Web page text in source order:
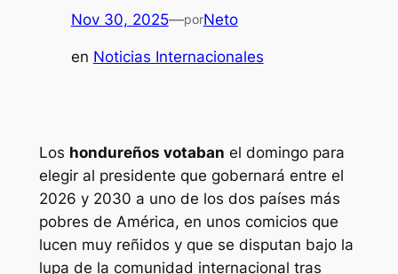
Nov 30, 2025—porNeto
en Noticias Internacionales
Los hondureños votaban el domingo para
elegir al presidente que gobernará entre el
2026 y 2030 a uno de los dos países más
pobres de América, en unos comicios que
lucen muy reñidos y que se disputan bajo la
lupa de la comunidad internacional tras